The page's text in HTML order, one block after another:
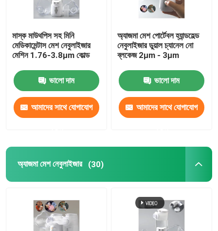
মাস্ক মাউথপিস সহ মিনি
মেডিকামেন্টাস মেশ নেবুলাইজার
মেশিন 1.76-3.8μm কোল্ড
ভালো দাম
আমাদের সাথে যোগাযোগ
অ্যাজমা মেশ পোর্টেবল হ্যান্ডহেল্ড
নেবুলাইজার ডুয়াল চ্যানেল নো
ব্লকেজ 2μm - 3μm
ভালো দাম
আমাদের সাথে যোগাযোগ
অ্যাজমা মেশ নেবুলাইজার (30)